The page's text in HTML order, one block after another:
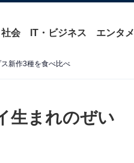
社会 IT・ビジネス エンタメ
新作3種を食べ比べ
生まれのぜい